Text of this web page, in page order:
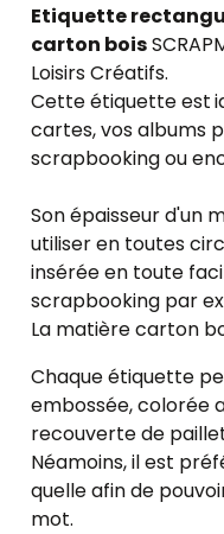
Etiquette
carton bois
Loisirs Créatifs.
Cette étiquette est
cartes, vos albums
scrapbooking ou
Son épaisseur d'un
utiliser en toutes
insérée en toute
scrapbooking par
La matière carton
Chaque étiquette
embossée, colorée
recouverte de
Néamoins, il est
quelle afin de
mot.